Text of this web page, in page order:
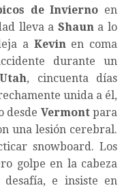
de Invierno en
lleva a Shauna lo
a Kevinen coma
durante un
Utah, cincuenta días
unida a él,
desde Vermontpara
una lesión cerebral.
snowboard. Los
golpe en la cabeza
desafía, e insiste en